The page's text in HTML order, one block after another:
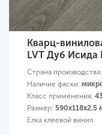
Кварц-
LVT Дуб Исида
Страна производства:
Наличие фаски:
Класс применения:
Размер: 590х118х2,5
Елка клеевой винил